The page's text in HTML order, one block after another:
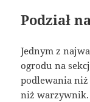
Podział
Jednym z
ogrodu na
podlewania niż
niż warzywnik.